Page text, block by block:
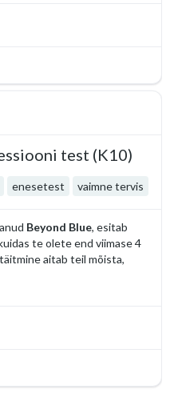
test (K10)
enesetest vaimne tervis
Beyond Blue, esitab
te olete end viimase 4
aitab teil mõista,